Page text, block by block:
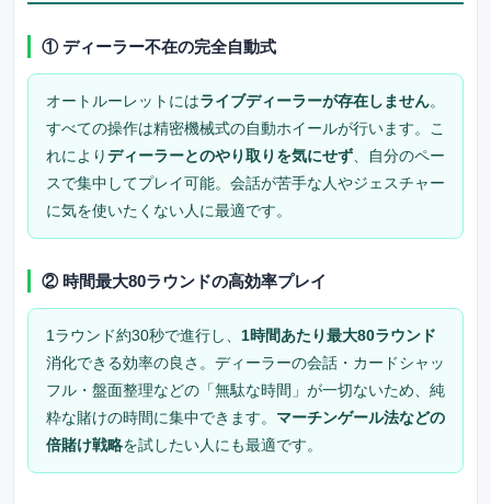
① ディーラー不在の完全自動式
オートルーレットにはライブディーラーが存在しません。
すべての操作は精密機械式の自動ホイールが行います。こ
れによりディーラーとのやり取りを気にせず 、自分のペー
スで集中してプレイ可能。会話が苦手な人やジェスチャー
に気を使いたくない人に最適です。
② 時間最大80ラウンドの高効率プレイ
1ラウンド約30秒で進行し、 1時間あたり最大80ラウンド
消化できる効率の良さ。ディーラーの会話・カードシャッ
フル・盤面整理などの「無駄な時間」が一切ないため、純
粋な賭けの時間に集中できます。 マーチンゲール法などの
倍賭け戦略を試したい人にも最適です。